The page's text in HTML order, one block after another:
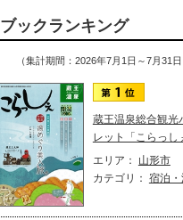
ブックランキング
（集計期間：2026年7月1日～7月31日
蔵王温泉総合観光
レット「こらっし
エリア： 山形市
カテゴリ： 宿泊・